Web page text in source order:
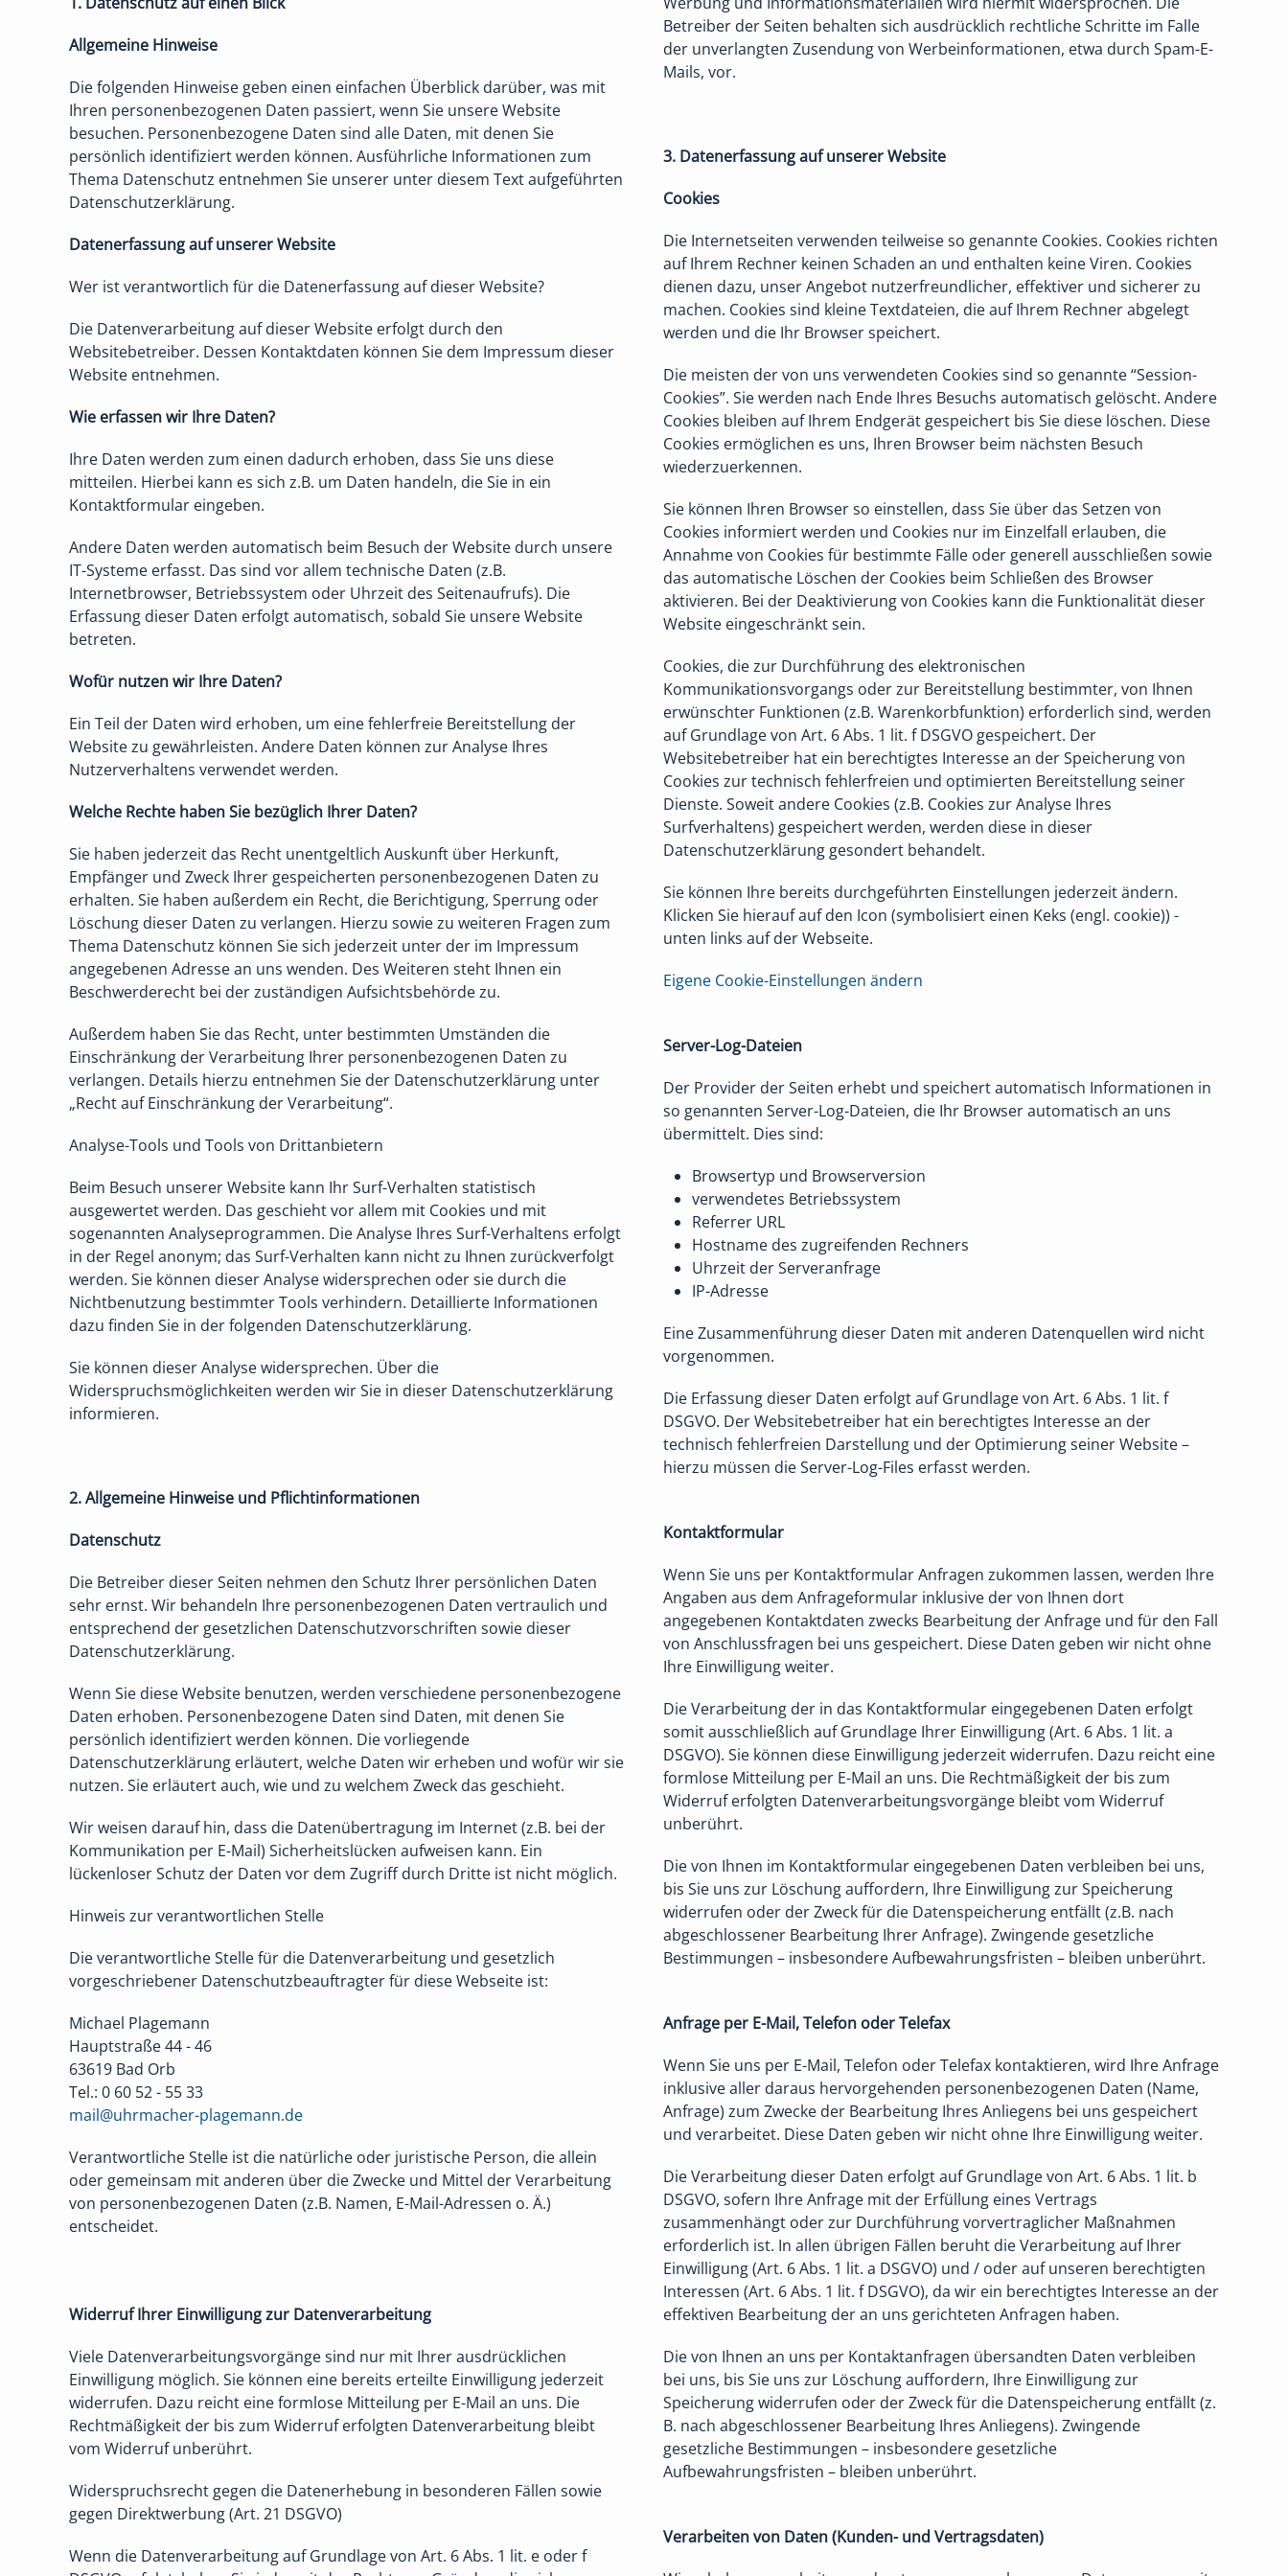
Allgemeine Hinweise
Die folgenden Hinweise geben einen einfachen Überblick darüber, was mit
Ihren personenbezogenen Daten passiert, wenn Sie unsere Website
besuchen. Personenbezogene Daten sind alle Daten, mit denen Sie
persönlich identifiziert werden können. Ausführliche Informationen zum
Thema Datenschutz entnehmen Sie unserer unter diesem Text aufgeführten
Datenschutzerklärung.
Datenerfassung auf unserer Website
Wer ist verantwortlich für die Datenerfassung auf dieser Website?
Die Datenverarbeitung auf dieser Website erfolgt durch den
Websitebetreiber. Dessen Kontaktdaten können Sie dem Impressum dieser
Website entnehmen.
Wie erfassen wir Ihre Daten?
Ihre Daten werden zum einen dadurch erhoben, dass Sie uns diese
mitteilen. Hierbei kann es sich z.B. um Daten handeln, die Sie in ein
Kontaktformular eingeben.
Andere Daten werden automatisch beim Besuch der Website durch unsere
IT-Systeme erfasst. Das sind vor allem technische Daten (z.B.
Internetbrowser, Betriebssystem oder Uhrzeit des Seitenaufrufs). Die
Erfassung dieser Daten erfolgt automatisch, sobald Sie unsere Website
betreten.
Wofür nutzen wir Ihre Daten?
Ein Teil der Daten wird erhoben, um eine fehlerfreie Bereitstellung der
Website zu gewährleisten. Andere Daten können zur Analyse Ihres
Nutzerverhaltens verwendet werden.
Welche Rechte haben Sie bezüglich Ihrer Daten?
Sie haben jederzeit das Recht unentgeltlich Auskunft über Herkunft,
Empfänger und Zweck Ihrer gespeicherten personenbezogenen Daten zu
erhalten. Sie haben außerdem ein Recht, die Berichtigung, Sperrung oder
Löschung dieser Daten zu verlangen. Hierzu sowie zu weiteren Fragen zum
Thema Datenschutz können Sie sich jederzeit unter der im Impressum
angegebenen Adresse an uns wenden. Des Weiteren steht Ihnen ein
Beschwerderecht bei der zuständigen Aufsichtsbehörde zu.
Außerdem haben Sie das Recht, unter bestimmten Umständen die
Einschränkung der Verarbeitung Ihrer personenbezogenen Daten zu
verlangen. Details hierzu entnehmen Sie der Datenschutzerklärung unter
„Recht auf Einschränkung der Verarbeitung“.
Analyse-Tools und Tools von Drittanbietern
Beim Besuch unserer Website kann Ihr Surf-Verhalten statistisch
ausgewertet werden. Das geschieht vor allem mit Cookies und mit
sogenannten Analyseprogrammen. Die Analyse Ihres Surf-Verhaltens erfolgt
in der Regel anonym; das Surf-Verhalten kann nicht zu Ihnen zurückverfolgt
werden. Sie können dieser Analyse widersprechen oder sie durch die
Nichtbenutzung bestimmter Tools verhindern. Detaillierte Informationen
dazu finden Sie in der folgenden Datenschutzerklärung.
Sie können dieser Analyse widersprechen. Über die
Widerspruchsmöglichkeiten werden wir Sie in dieser Datenschutzerklärung
informieren.
2. Allgemeine Hinweise und Pflichtinformationen
Datenschutz
Die Betreiber dieser Seiten nehmen den Schutz Ihrer persönlichen Daten
sehr ernst. Wir behandeln Ihre personenbezogenen Daten vertraulich und
entsprechend der gesetzlichen Datenschutzvorschriften sowie dieser
Datenschutzerklärung.
Wenn Sie diese Website benutzen, werden verschiedene personenbezogene
Daten erhoben. Personenbezogene Daten sind Daten, mit denen Sie
persönlich identifiziert werden können. Die vorliegende
Datenschutzerklärung erläutert, welche Daten wir erheben und wofür wir sie
nutzen. Sie erläutert auch, wie und zu welchem Zweck das geschieht.
Wir weisen darauf hin, dass die Datenübertragung im Internet (z.B. bei der
Kommunikation per E-Mail) Sicherheitslücken aufweisen kann. Ein
lückenloser Schutz der Daten vor dem Zugriff durch Dritte ist nicht möglich.
Hinweis zur verantwortlichen Stelle
Die verantwortliche Stelle für die Datenverarbeitung und gesetzlich
vorgeschriebener Datenschutzbeauftragter für diese Webseite ist:
Michael Plagemann
Hauptstraße 44 - 46
63619 Bad Orb
Tel.: 0 60 52 - 55 33
mail@uhrmacher-plagemann.de
Verantwortliche Stelle ist die natürliche oder juristische Person, die allein
oder gemeinsam mit anderen über die Zwecke und Mittel der Verarbeitung
von personenbezogenen Daten (z.B. Namen, E-Mail-Adressen o. Ä.)
entscheidet.
Widerruf Ihrer Einwilligung zur Datenverarbeitung
Viele Datenverarbeitungsvorgänge sind nur mit Ihrer ausdrücklichen
Einwilligung möglich. Sie können eine bereits erteilte Einwilligung jederzeit
widerrufen. Dazu reicht eine formlose Mitteilung per E-Mail an uns. Die
Rechtmäßigkeit der bis zum Widerruf erfolgten Datenverarbeitung bleibt
vom Widerruf unberührt.
Widerspruchsrecht gegen die Datenerhebung in besonderen Fällen sowie
gegen Direktwerbung (Art. 21 DSGVO)
Wenn die Datenverarbeitung auf Grundlage von Art. 6 Abs. 1 lit. e oder f
Betreiber der Seiten behalten sich ausdrücklich rechtliche Schritte im Falle
der unverlangten Zusendung von Werbeinformationen, etwa durch Spam-E-
Mails, vor.
3. Datenerfassung auf unserer Website
Cookies
Die Internetseiten verwenden teilweise so genannte Cookies. Cookies richten
auf Ihrem Rechner keinen Schaden an und enthalten keine Viren. Cookies
dienen dazu, unser Angebot nutzerfreundlicher, effektiver und sicherer zu
machen. Cookies sind kleine Textdateien, die auf Ihrem Rechner abgelegt
werden und die Ihr Browser speichert.
Die meisten der von uns verwendeten Cookies sind so genannte “Session-
Cookies”. Sie werden nach Ende Ihres Besuchs automatisch gelöscht. Andere
Cookies bleiben auf Ihrem Endgerät gespeichert bis Sie diese löschen. Diese
Cookies ermöglichen es uns, Ihren Browser beim nächsten Besuch
wiederzuerkennen.
Sie können Ihren Browser so einstellen, dass Sie über das Setzen von
Cookies informiert werden und Cookies nur im Einzelfall erlauben, die
Annahme von Cookies für bestimmte Fälle oder generell ausschließen sowie
das automatische Löschen der Cookies beim Schließen des Browser
aktivieren. Bei der Deaktivierung von Cookies kann die Funktionalität dieser
Website eingeschränkt sein.
Cookies, die zur Durchführung des elektronischen
Kommunikationsvorgangs oder zur Bereitstellung bestimmter, von Ihnen
erwünschter Funktionen (z.B. Warenkorbfunktion) erforderlich sind, werden
auf Grundlage von Art. 6 Abs. 1 lit. f DSGVO gespeichert. Der
Websitebetreiber hat ein berechtigtes Interesse an der Speicherung von
Cookies zur technisch fehlerfreien und optimierten Bereitstellung seiner
Dienste. Soweit andere Cookies (z.B. Cookies zur Analyse Ihres
Surfverhaltens) gespeichert werden, werden diese in dieser
Datenschutzerklärung gesondert behandelt.
Sie können Ihre bereits durchgeführten Einstellungen jederzeit ändern.
Klicken Sie hierauf auf den Icon (symbolisiert einen Keks (engl. cookie)) -
unten links auf der Webseite.
Eigene Cookie-Einstellungen ändern
Server-Log-Dateien
Der Provider der Seiten erhebt und speichert automatisch Informationen in
so genannten Server-Log-Dateien, die Ihr Browser automatisch an uns
übermittelt. Dies sind:
Browsertyp und Browserversion
verwendetes Betriebssystem
Referrer URL
Hostname des zugreifenden Rechners
Uhrzeit der Serveranfrage
IP-Adresse
Eine Zusammenführung dieser Daten mit anderen Datenquellen wird nicht
vorgenommen.
Die Erfassung dieser Daten erfolgt auf Grundlage von Art. 6 Abs. 1 lit. f
DSGVO. Der Websitebetreiber hat ein berechtigtes Interesse an der
technisch fehlerfreien Darstellung und der Optimierung seiner Website –
hierzu müssen die Server-Log-Files erfasst werden.
Kontaktformular
Wenn Sie uns per Kontaktformular Anfragen zukommen lassen, werden Ihre
Angaben aus dem Anfrageformular inklusive der von Ihnen dort
angegebenen Kontaktdaten zwecks Bearbeitung der Anfrage und für den Fall
von Anschlussfragen bei uns gespeichert. Diese Daten geben wir nicht ohne
Ihre Einwilligung weiter.
Die Verarbeitung der in das Kontaktformular eingegebenen Daten erfolgt
somit ausschließlich auf Grundlage Ihrer Einwilligung (Art. 6 Abs. 1 lit. a
DSGVO). Sie können diese Einwilligung jederzeit widerrufen. Dazu reicht eine
formlose Mitteilung per E-Mail an uns. Die Rechtmäßigkeit der bis zum
Widerruf erfolgten Datenverarbeitungsvorgänge bleibt vom Widerruf
unberührt.
Die von Ihnen im Kontaktformular eingegebenen Daten verbleiben bei uns,
bis Sie uns zur Löschung auffordern, Ihre Einwilligung zur Speicherung
widerrufen oder der Zweck für die Datenspeicherung entfällt (z.B. nach
abgeschlossener Bearbeitung Ihrer Anfrage). Zwingende gesetzliche
Bestimmungen – insbesondere Aufbewahrungsfristen – bleiben unberührt.
Anfrage per E-Mail, Telefon oder Telefax
Wenn Sie uns per E-Mail, Telefon oder Telefax kontaktieren, wird Ihre Anfrage
inklusive aller daraus hervorgehenden personenbezogenen Daten (Name,
Anfrage) zum Zwecke der Bearbeitung Ihres Anliegens bei uns gespeichert
und verarbeitet. Diese Daten geben wir nicht ohne Ihre Einwilligung weiter.
Die Verarbeitung dieser Daten erfolgt auf Grundlage von Art. 6 Abs. 1 lit. b
DSGVO, sofern Ihre Anfrage mit der Erfüllung eines Vertrags
zusammenhängt oder zur Durchführung vorvertraglicher Maßnahmen
erforderlich ist. In allen übrigen Fällen beruht die Verarbeitung auf Ihrer
Einwilligung (Art. 6 Abs. 1 lit. a DSGVO) und / oder auf unseren berechtigten
Interessen (Art. 6 Abs. 1 lit. f DSGVO), da wir ein berechtigtes Interesse an der
effektiven Bearbeitung der an uns gerichteten Anfragen haben.
Die von Ihnen an uns per Kontaktanfragen übersandten Daten verbleiben
bei uns, bis Sie uns zur Löschung auffordern, Ihre Einwilligung zur
Speicherung widerrufen oder der Zweck für die Datenspeicherung entfällt (z.
B. nach abgeschlossener Bearbeitung Ihres Anliegens). Zwingende
gesetzliche Bestimmungen – insbesondere gesetzliche
Aufbewahrungsfristen – bleiben unberührt.
Verarbeiten von Daten (Kunden- und Vertragsdaten)